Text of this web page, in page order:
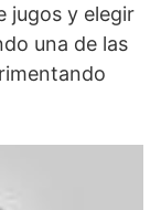
jugos y elegir
una de las